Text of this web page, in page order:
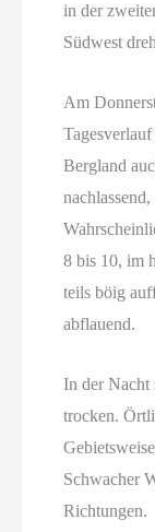
in der
Südwest
Am
Bergland
8 bis 10, im
teils böig
abflauend.
In der Nacht
trocken.
Schwacher
Richtungen.